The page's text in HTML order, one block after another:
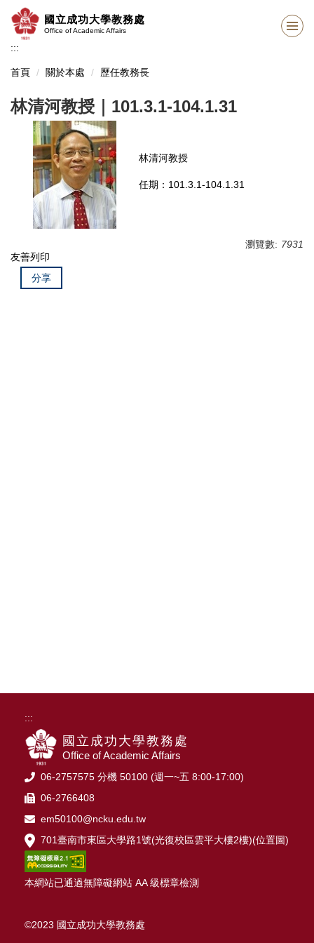
到
要
內
區
國立成功大學教務處
Office of Academic Affairs
:::
首頁 關於本處 歷任教務長
林清河教授｜101.3.1-104.1.31
林清河教授
任期：101.3.1-104.1.31
瀏覽數: 7931
友善列印
分享
:::
國立成功大學教務處
Office of Academic Affairs
06-2757575 分機 50100 (週一~五 8:00-17:00)
06-2766408
em50100@ncku.edu.tw
701臺南市東區大學路1號(光復校區雲平大樓2樓)(位置圖)
本網站已通過無障礙網站 AA 級標章檢測
©2023 國立成功大學教務處